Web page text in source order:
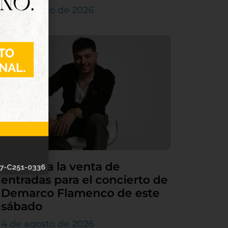
4 de agosto de 2026
Continúa la venta de
entradas para el concierto de
Demarco Flamenco de este
sábado
4 de agosto de 2026